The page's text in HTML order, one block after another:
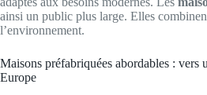
ainsi un public plus large. Elles
l’environnement.
Maisons préfabriquées abordables : vers
Europe